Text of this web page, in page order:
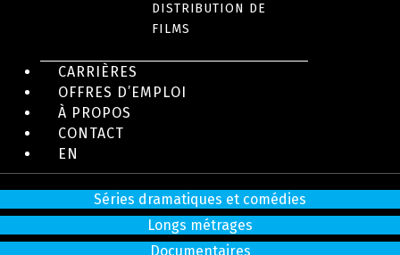
DISTRIBUTION DE
FILMS
CARRIÈRES
OFFRES D’EMPLOI
À PROPOS
CONTACT
EN
Séries dramatiques et comédies
Longs métrages
Documentaires